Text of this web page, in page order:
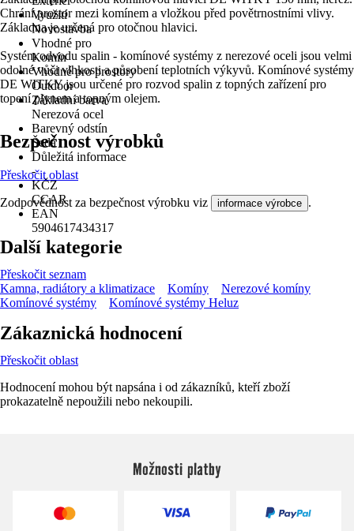
Využití
Novostavba
Vhodné pro
Komín
Vhodné pro prostory
Outdoor
Základní barva
Nerezová ocel
Barevný odstín
Šedá
Důležitá informace
-
KČZ
CCAR
EAN
5904617434317
Chrání prostor mezi komínem a vložkou před povětrnostními vlivy.
Základna je určená pro otočnou hlavici.
Systém odvodu spalin - komínové systémy z nerezové oceli jsou velmi
odolné vůči vlhkosti a působení teplotních výkyvů. Komínové systémy
DE WITKY jsou určené pro rozvod spalin z topných zařízení pro
topení plynem a topným olejem.
Bezpečnost výrobků
Přeskočit oblast
Zodpovědnost za bezpečnost výrobku viz informace výrobce .
Další kategorie
Přeskočit seznam
Kamna, radiátory a klimatizace
Komíny
Nerezové komíny
Komínové systémy
Komínové systémy Heluz
Zákaznická hodnocení
Přeskočit oblast
Hodnocení mohou být napsána i od zákazníků, kteří zboží
prokazatelně nepoužili nebo nekoupili.
Možnosti platby